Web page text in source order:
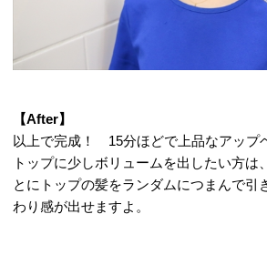
【After】
以上で完成！ 15分ほどで上品なアップ
トップに少しボリュームを出したい方は
とにトップの髪をランダムにつまんで引
わり感が出せますよ。